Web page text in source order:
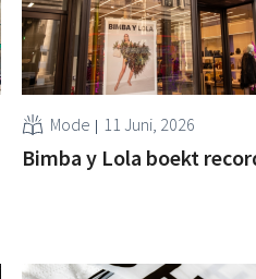
Mode 11 Juni, 2026
Bimba y Lola boekt